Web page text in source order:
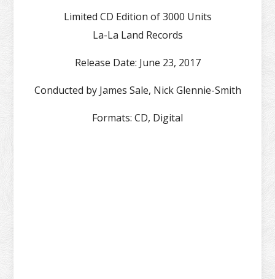
Limited CD Edition of 3000 Units
La-La Land Records
Release Date: June 23, 2017
Conducted byJames Sale, Nick Glennie-Smith
Formats: CD, Digital